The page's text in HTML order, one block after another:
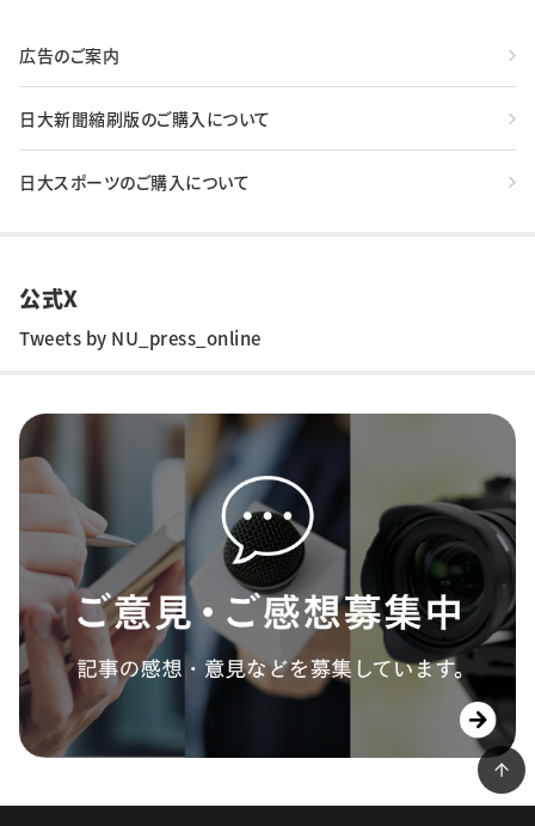
広告のご案内
日大新聞縮刷版のご購入について
日大スポーツのご購入について
公式X
Tweets by NU_press_online